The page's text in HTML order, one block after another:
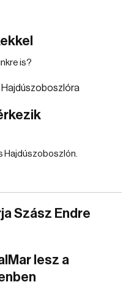
is?
Hajdúszoboszlón.
Szász Endre
lesz a